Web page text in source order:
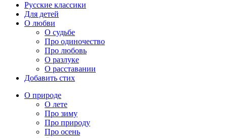
Русские классики
Для детей
О любви
О судьбе
Про одиночество
Про любовь
О разлуке
О расставании
Добавить стих
О природе
О лете
Про зиму
Про природу
Про осень